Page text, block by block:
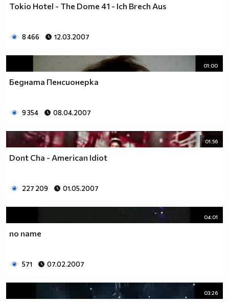
Tokio Hotel - The Dome 41 - Ich Brech Aus
8 466 12.03.2007
01:00
Бедната Пенсионерка
9 354 08.04.2007
01:56
Dont Cha - American Idiot
227 209 01.05.2007
04:01
no name
571 07.02.2007
03:26